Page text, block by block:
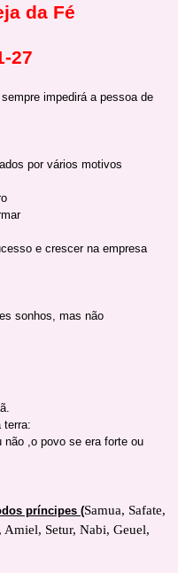
da Fé
27
impedirá a pessoa de
por vários motivos
e crescer na empresa
sonhos, mas não
terra:
não ,o povo se era forte ou
príncipes (Samua, Safate,
Setur, Nabi, Geuel,